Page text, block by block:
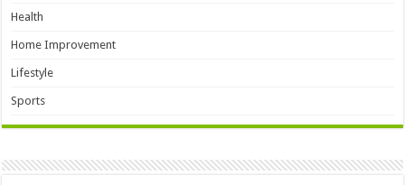
Health
Home Improvement
Lifestyle
Sports